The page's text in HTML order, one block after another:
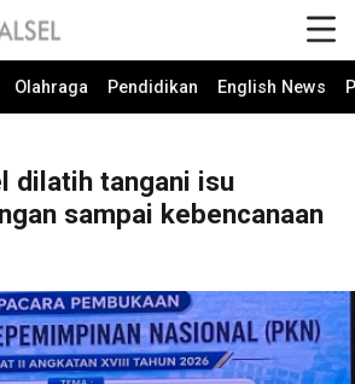
Olahraga Pendidikan English News
dilatih tangani isu
sampai kebencanaan